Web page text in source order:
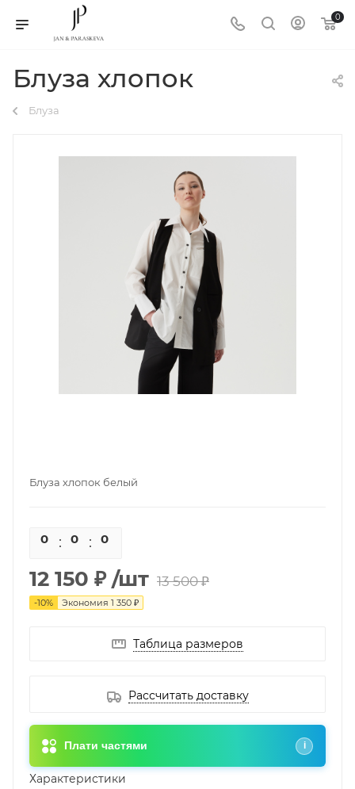
0
Блуза хлопок
Блуза
Блуза хлопок белый
0 0 0
12 150 ₽ /шт 13 500 ₽
-10% Экономия 1 350 ₽
Таблица размеров
Рассчитать доставку
Плати частями i
Характеристики